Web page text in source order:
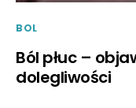
BOL
Ból płuc –
dolegliwości